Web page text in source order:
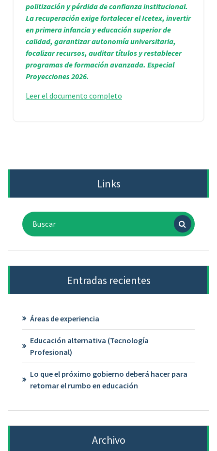
politización y pérdida de confianza institucional.
La recuperación exige fortalecer el Icetex, invertir
en primera infancia y educación superior de
calidad, garantizar autonomía universitaria,
focalizar recursos, auditar títulos y restablecer
programas de formación avanzada. Especial
Proyecciones 2026.
Leer el documento completo
Links
Buscar:
Entradas recientes
Áreas de experiencia
Educación alternativa (Tecnología
Profesional)
Lo que el próximo gobierno deberá hacer para
retomar el rumbo en educación
Archivo